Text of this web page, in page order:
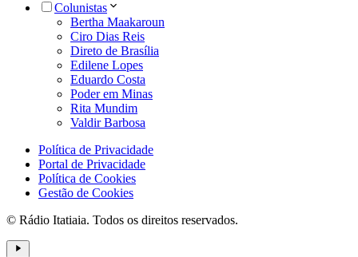
Colunistas
Bertha Maakaroun
Ciro Dias Reis
Direto de Brasília
Edilene Lopes
Eduardo Costa
Poder em Minas
Rita Mundim
Valdir Barbosa
Política de Privacidade
Portal de Privacidade
Política de Cookies
Gestão de Cookies
© Rádio Itatiaia. Todos os direitos reservados.